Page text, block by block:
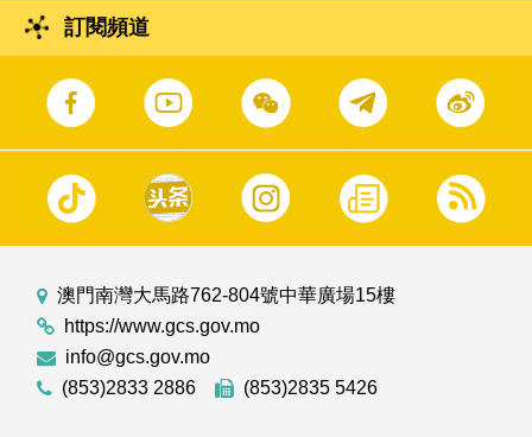
訂閱頻道
澳門南灣大馬路762-804號中華廣場15樓
https://www.gcs.gov.mo
info@gcs.gov.mo
(853)2833 2886
(853)2835 5426